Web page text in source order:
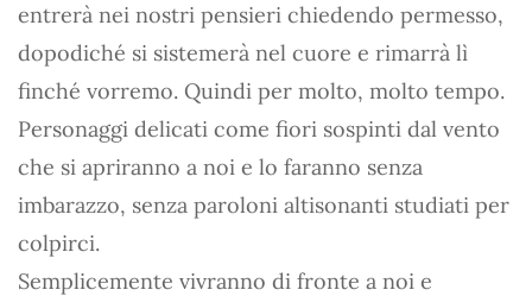
entrerà nei nostri pensieri chiedendo permesso,
dopodiché si sistemerà nel cuore e rimarrà lì
finché vorremo. Quindi per molto, molto tempo.
Personaggi delicati come fiori sospinti dal vento
che si apriranno a noi e lo faranno senza
imbarazzo, senza paroloni altisonanti studiati per
colpirci.
Semplicemente vivranno di fronte a noi e